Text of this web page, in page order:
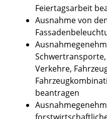
Feiertagsarbeit
Ausnahme von
Verkehre,
beantragen